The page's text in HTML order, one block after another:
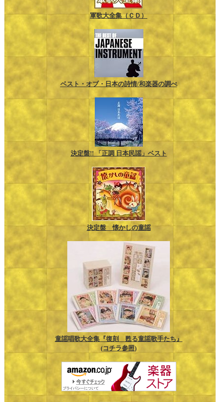
軍歌大全集（ＣＤ）
ベスト・オブ・日本の詩情/和楽器の調べ
決定盤!! 「正調 日本民謡」ベスト
決定盤 懐かしの童謡
童謡唱歌大全集『復刻 甦る童謡歌手たち』
(コチラ参照)